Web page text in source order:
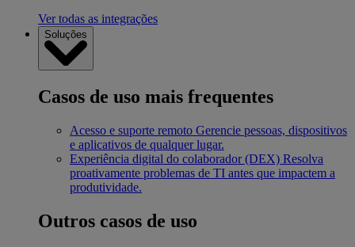
Ver todas as integrações
Soluções
Casos de uso mais frequentes
Acesso e suporte remoto Gerencie pessoas, dispositivos
e aplicativos de qualquer lugar.
Experiência digital do colaborador (DEX) Resolva
proativamente problemas de TI antes que impactem a
produtividade.
Outros casos de uso